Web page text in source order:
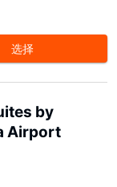
选择
by
Airport